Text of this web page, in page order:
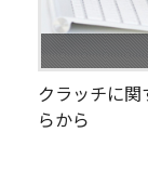
クラッチに
らから